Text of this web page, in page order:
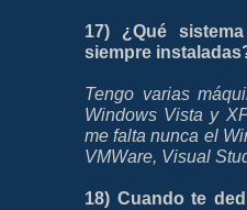
17) ¿Qué
siempre
Tengo varias
Windows Vista y
me falta nunca el
VMWare, Visual
18) Cuando te